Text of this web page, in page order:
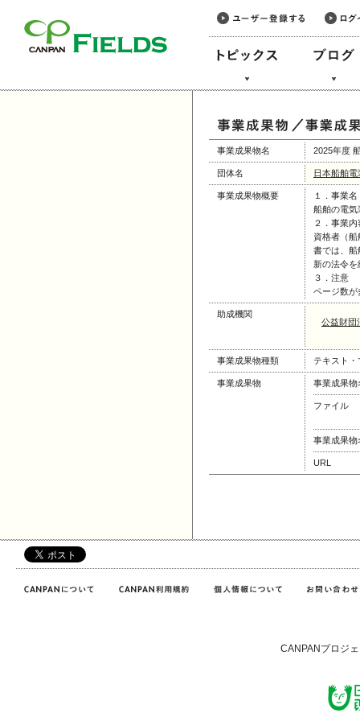
事業成果物名 2025年度
団体名 日本船舶電
事業成果物概要
１．事業名
船舶の電気
２．事業内
資格者（
書では、船
新の法令
３．注意
ページ数が
助成機関
公益財団
事業成果物種類 テキスト・
事業成果物 事業成果物
ファイル
事業成果物
URL
CANPANプロジ